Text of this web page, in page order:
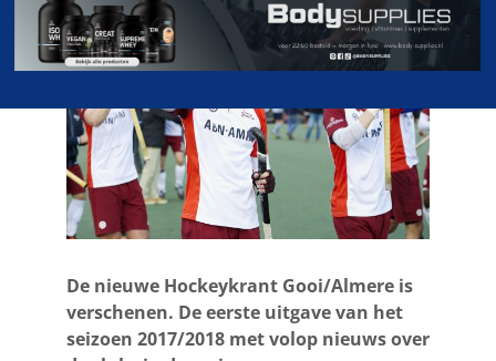
De nieuwe Hockeykrant Gooi/Almere is
verschenen. De eerste uitgave van het
seizoen 2017/2018 met volop nieuws over